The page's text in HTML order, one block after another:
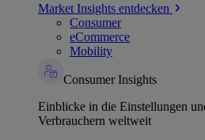
Market Insights entdecken
Consumer
eCommerce
Mobility
Consumer Insights
Einblicke in die Einstellungen
Verbrauchern weltweit